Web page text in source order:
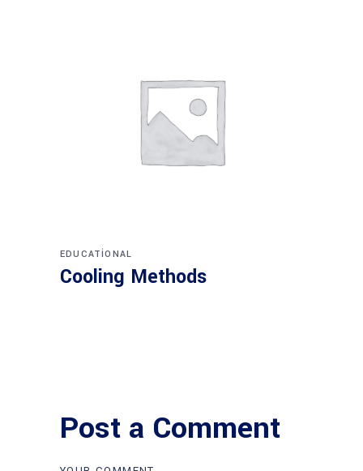
EDUCATIONAL
Cooling Methods
Post a Comment